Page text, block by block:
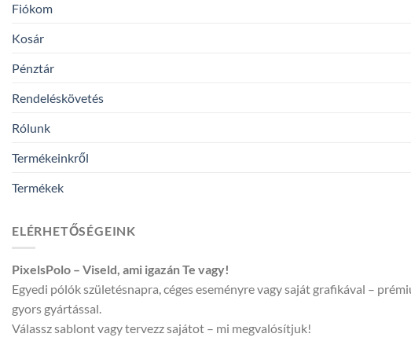
Fiókom
Kosár
Pénztár
Rendeléskövetés
Rólunk
Termékeinkről
Termékek
ELÉRHETŐSÉGEINK
PixelsPolo – Viseld, ami igazán Te vagy!
Egyedi pólók születésnapra, céges eseményre vagy saját grafikával –
gyors gyártással.
Válassz sablont vagy tervezz sajátot – mi megvalósítjuk!